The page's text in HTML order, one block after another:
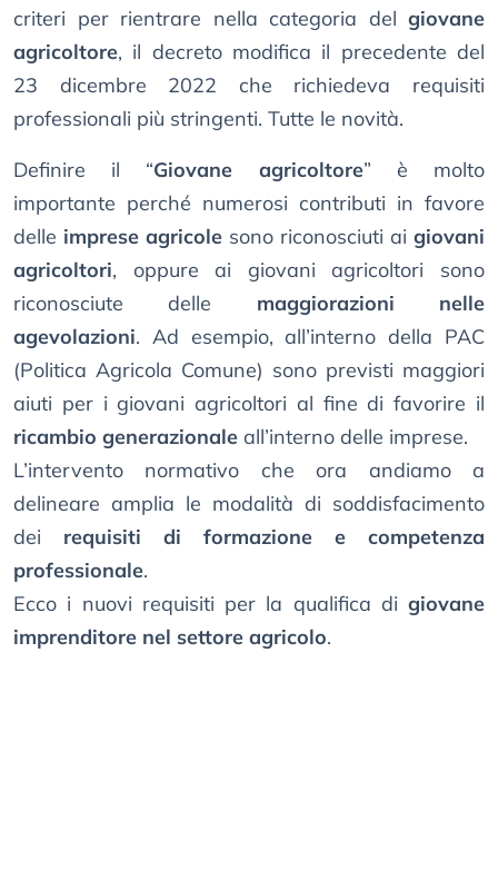
criteri per rientrare nella categoria del giovane
agricoltore, il decreto modifica il precedente del
23 dicembre 2022 che richiedeva requisiti
professionali più stringenti. Tutte le novità.
Definire il “Giovane agricoltore” è molto
importante perché numerosi contributi in favore
delle imprese agricole sono riconosciuti ai giovani
agricoltori, oppure ai giovani agricoltori sono
riconosciute delle maggiorazioni nelle
agevolazioni. Ad esempio, all’interno della PAC
(Politica Agricola Comune) sono previsti maggiori
aiuti per i giovani agricoltori al fine di favorire il
ricambio generazionale all’interno delle imprese.
L’intervento normativo che ora andiamo a
delineare amplia le modalità di soddisfacimento
dei requisiti di formazione e competenza
professionale.
Ecco i nuovi requisiti per la qualifica di giovane
imprenditore nel settore agricolo.